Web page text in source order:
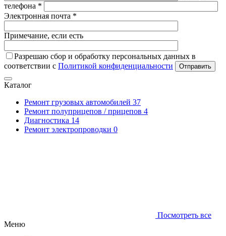
телефона *
Электронная почта *
Примечание, если есть
Разрешаю сбор и обработку персональных данных в
соответствии с Политикой конфиденциальности Отправить
Каталог
Ремонт грузовых автомобилей 37
Ремонт полуприцепов / прицепов 4
Диагностика 14
Ремонт электропроводки 0
Посмотреть все
Меню